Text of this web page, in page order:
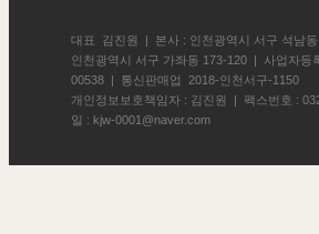
대표 김진원 | 본사 : 인천광역시 서구 석남
인천광역시 서구 가좌동 173-120 | 사업자등
00538 | 통신판매업 2018-인천서구-1150
개인정보보호책임자 : 김진원 | 팩스번호 :
일 : kjw-0001@naver.com